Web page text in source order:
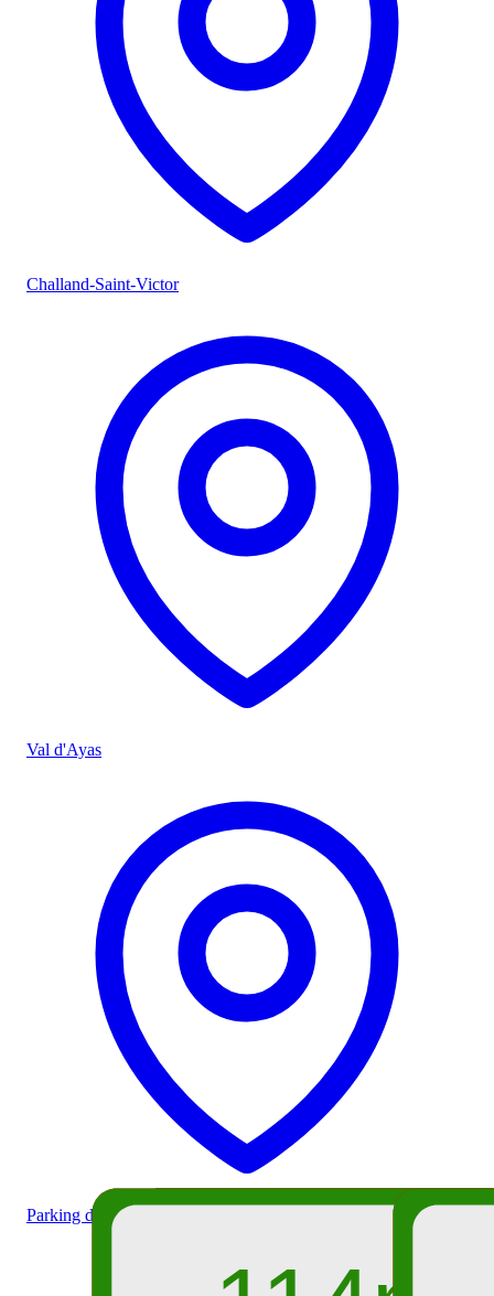
Challand-Saint-Victor
Val d'Ayas
Parking de la cascade d'Isollaz